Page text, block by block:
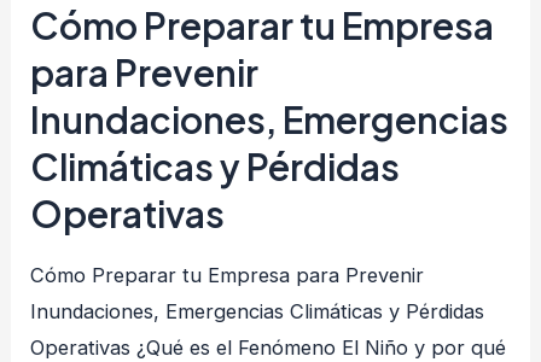
Cómo Preparar tu Empresa
para Prevenir
Inundaciones, Emergencias
Climáticas y Pérdidas
Operativas
Cómo Preparar tu Empresa para Prevenir
Inundaciones, Emergencias Climáticas y Pérdidas
Operativas ¿Qué es el Fenómeno El Niño y por qué